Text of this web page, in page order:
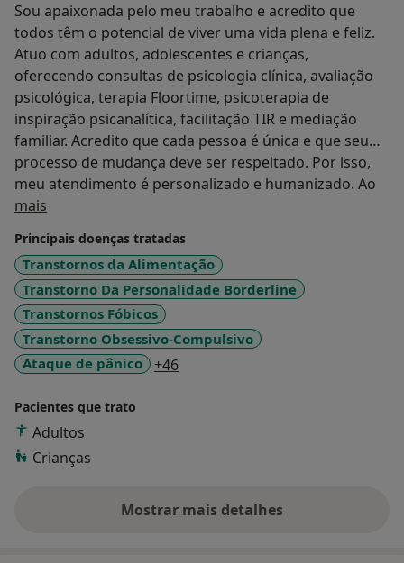
Sou apaixonada pelo meu trabalho e acredito que
todos têm o potencial de viver uma vida plena e feliz.
Atuo com adultos, adolescentes e crianças,
oferecendo consultas de psicologia clínica, avaliação
psicológica, terapia Floortime, psicoterapia de
inspiração psicanalítica, facilitação TIR e mediação
familiar. Acredito que cada pessoa é única e que seu
processo de mudança deve ser respeitado. Por isso,
meu atendimento é personalizado e humanizado. Ao
longo da minha carreira, tive a oportunidade de ajudar
objetivos. Estou comprometida em oferecer o melhor
atendimento possível, sempre com empatia e
profissionalismo.
mais
Principais doenças tratadas
Transtornos da Alimentação
Transtorno Da Personalidade Borderline
Transtornos Fóbicos
Transtorno Obsessivo-Compulsivo
Ataque de pânico
+46a11y_sr_more_diseases
Pacientes que trato
Adultos
Crianças
Mostrar mais detalhes
sobre a experiência